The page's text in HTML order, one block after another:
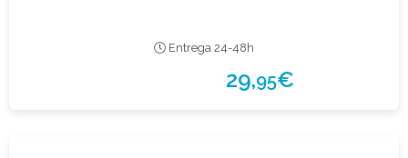
Entrega 24-48h
29,95€